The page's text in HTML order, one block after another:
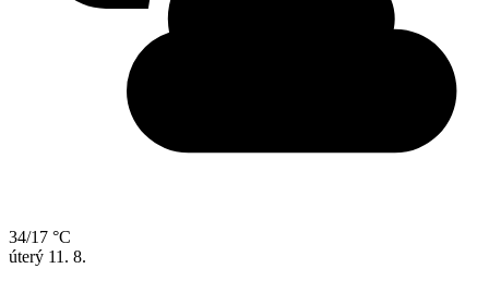
34/17 °C
úterý 11. 8.